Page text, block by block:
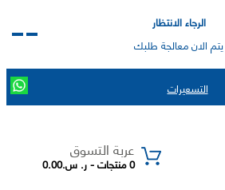
الرجاء الانتظار
يتم الان معالجة طلبك
التسعيرات
عربة التسوق
0 منتجات - ر. س.0.00